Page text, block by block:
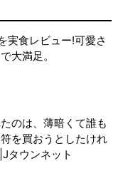
実食レビュー!可愛さ
大満足。
のは、薄暗くて誰も
を買おうとしたけれ
タウンネット